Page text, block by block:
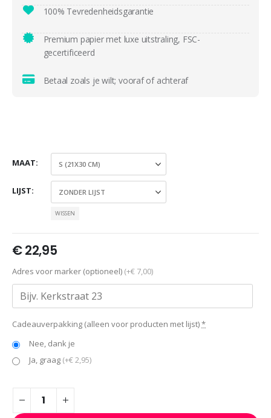
100% Tevredenheidsgarantie
Premium papier met luxe uitstraling, FSC-
gecertificeerd
Betaal zoals je wilt; vooraf of achteraf
MAAT
LIJST
WISSEN
€22,95
Adres voor marker (optioneel) (+€ 7,00)
Cadeauverpakking (alleen voor producten met lijst)*
Nee, dank je
Ja, graag (+€ 2,95)